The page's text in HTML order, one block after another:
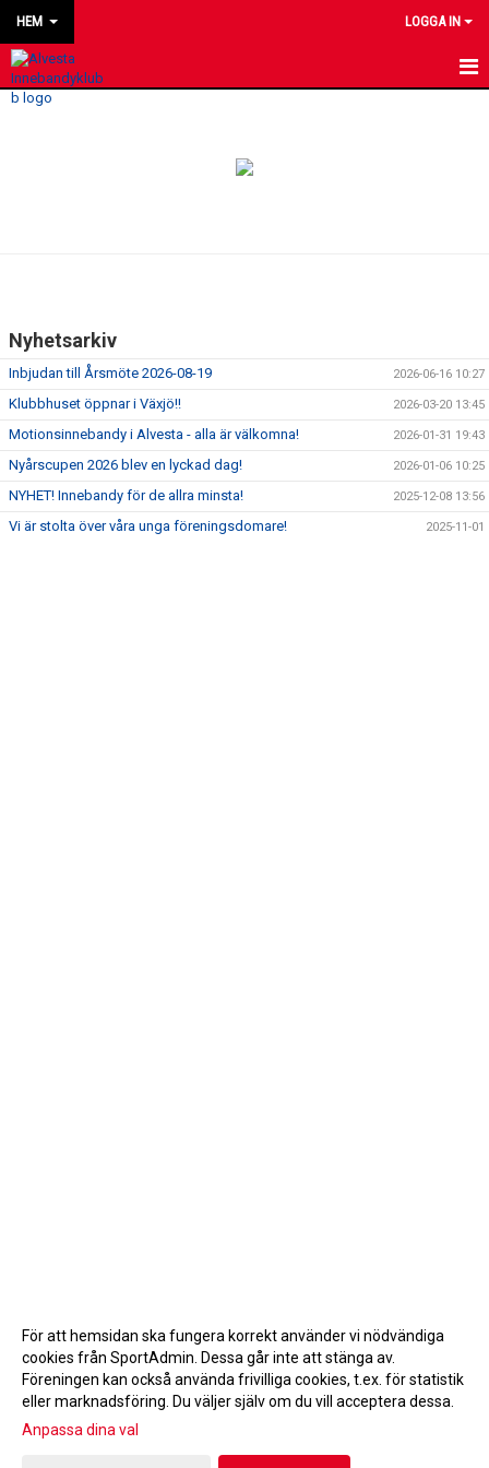
HEM LOGGA IN
HEM
FÖRENINGSDOMARE
KALENDER
MATCHER
DOKUMENT
SPONSORER
Nyhetsarkiv
Inbjudan till Årsmöte 2026-08-19 2026-06-16 10:27
Klubbhuset öppnar i Växjö!! 2026-03-20 13:45
Motionsinnebandy i Alvesta - alla är välkomna! 2026-01-31 19:43
Nyårscupen 2026 blev en lyckad dag! 2026-01-06 10:25
NYHET! Innebandy för de allra minsta! 2025-12-08 13:56
Vi är stolta över våra unga föreningsdomare! 2025-11-01
Gå till Webbversion
För att hemsidan ska fungera korrekt använder vi nödvändiga
cookies från SportAdmin. Dessa går inte att stänga av.
Föreningen kan också använda frivilliga cookies, t.ex. för statistik
eller marknadsföring. Du väljer själv om du vill acceptera dessa.
Anpassa dina val